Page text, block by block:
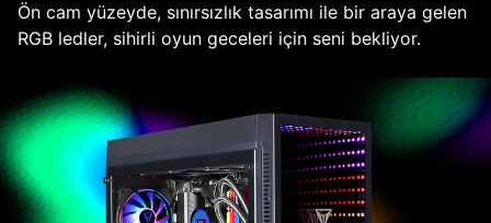
Ön cam yüzeyde, sınırsızlık tasarımı ile bir araya gelen
RGB ledler, sihirli oyun geceleri için seni bekliyor.